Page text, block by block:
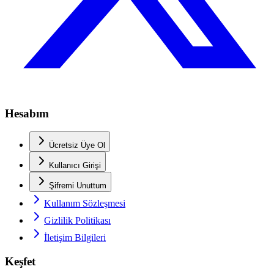
Hesabım
Ücretsiz Üye Ol
Kullanıcı Girişi
Şifremi Unuttum
Kullanım Sözleşmesi
Gizlilik Politikası
İletişim Bilgileri
Keşfet